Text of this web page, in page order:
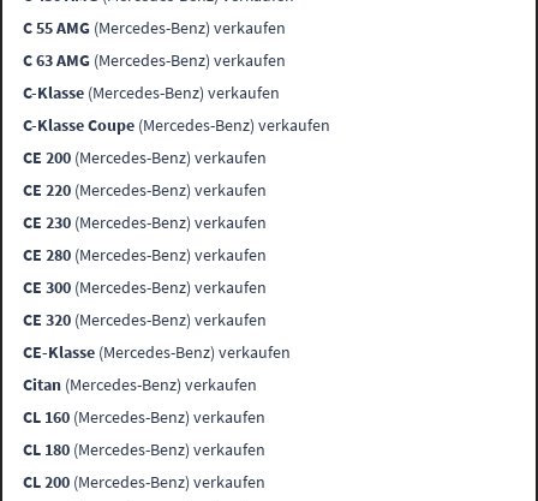
C 55 AMG (Mercedes-Benz) verkaufen
C 63 AMG (Mercedes-Benz) verkaufen
C-Klasse (Mercedes-Benz) verkaufen
C-Klasse Coupe (Mercedes-Benz) verkaufen
CE 200 (Mercedes-Benz) verkaufen
CE 220 (Mercedes-Benz) verkaufen
CE 230 (Mercedes-Benz) verkaufen
CE 280 (Mercedes-Benz) verkaufen
CE 300 (Mercedes-Benz) verkaufen
CE 320 (Mercedes-Benz) verkaufen
CE-Klasse (Mercedes-Benz) verkaufen
Citan (Mercedes-Benz) verkaufen
CL 160 (Mercedes-Benz) verkaufen
CL 180 (Mercedes-Benz) verkaufen
CL 200 (Mercedes-Benz) verkaufen